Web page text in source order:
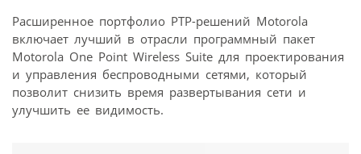
Расширенное портфолио РТР-решений Motorola
включает лучший в отрасли программный пакет
Motorola One Point Wireless Suite для проектирования
и управления беспроводными сетями, который
позволит снизить время развертывания сети и
улучшить ее видимость.